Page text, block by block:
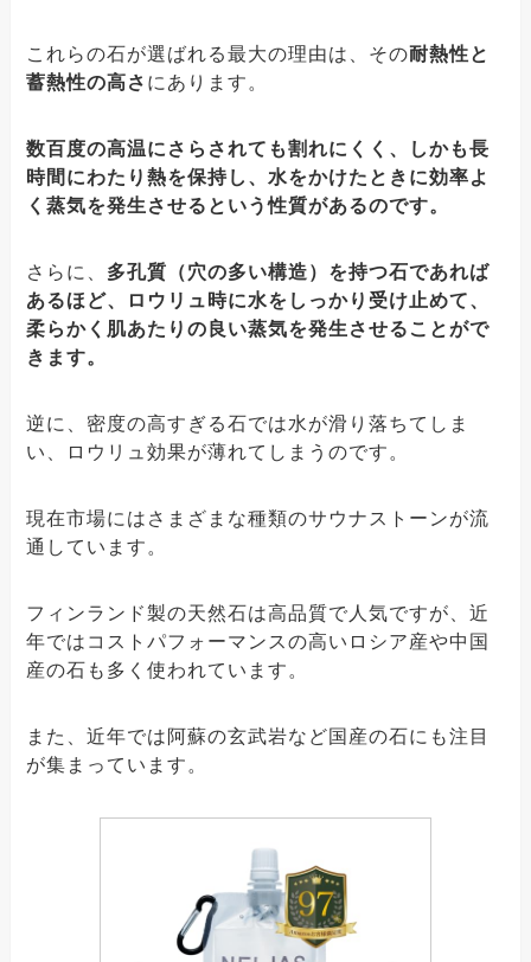
これらの石が選ばれる最大の理由は、その耐熱性と
蓄熱性の高さ にあります。
数百度の高温にさらされても割れにくく、しかも長
時間にわたり熱を保持し、水をかけたときに効率よ
く蒸気を発生させるという性質があるのです。
さらに、 多孔質（穴の多い構造）を持つ石であれば
あるほど、ロウリュ時に水をしっかり受け止めて、
柔らかく肌あたりの良い蒸気を発生させることがで
きます。
逆に、密度の高すぎる石では水が滑り落ちてしま
い、ロウリュ効果が薄れてしまうのです。
現在市場にはさまざまな種類のサウナストーンが流
通しています。
フィンランド製の天然石は高品質で人気ですが、近
年ではコストパフォーマンスの高いロシア産や中国
産の石も多く使われています。
また、近年では阿蘇の玄武岩など国産の石にも注目
が集まっています。